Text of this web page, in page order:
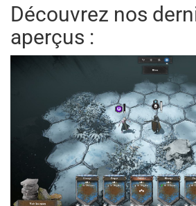
Découvrez nos
aperçus :